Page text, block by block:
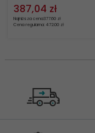
387,04 zł
Najniższa cena377.60 zł
Cena regularna: 472.00 zł